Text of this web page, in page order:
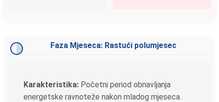
Faza Mjeseca: Rastući polumjesec
Karakteristika: Početni period obnavljanja
energetske ravnoteže nakon mladog mjeseca.